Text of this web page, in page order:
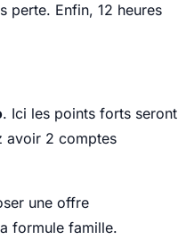
perte. Enfin, 12 heures
. Ici les points forts seront
avoir 2 comptes
une offre
formule famille.